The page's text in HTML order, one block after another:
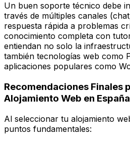
Un buen soporte técnico debe
través de múltiples canales
respuesta rápida a problemas
conocimiento completa con
entiendan no solo la
también tecnologías web como
aplicaciones populares como
Recomendaciones Finales
Alojamiento Web en España
Al seleccionar tu alojamiento
puntos fundamentales: